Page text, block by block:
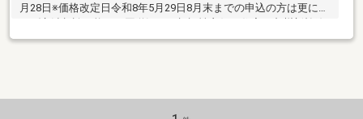
月28日※価格改定日令和8年5月29日8月末までの申込の方は更に値
「出水」駅まで車約５分のアクセス便利な立地です。駐車スペー
ただけます。開業・移転・独立をお考えの方はぜひ一度ご覧くだ